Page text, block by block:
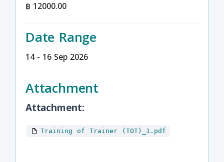
฿ 12000.00
Date Range
14 - 16 Sep 2026
Attachment
Attachment
Training of Trainer (TOT)_1.pdf